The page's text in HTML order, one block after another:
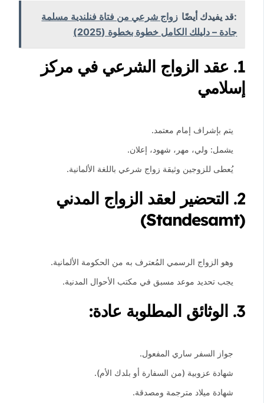
:قد يفيدك أيضًا زواج شرعي من فتاة فنلندية مسلمة
جادة – دليلك الكامل خطوة بخطوة (2025)
1. عقد الزواج الشرعي في مركز
إسلامي
يتم بإشراف إمام معتمد.
يشمل: ولي، مهر، شهود، إعلان.
يُعطى للزوجين وثيقة زواج شرعي باللغة الألمانية.
2. التحضير لعقد الزواج المدني
(Standesamt)
وهو الزواج الرسمي المُعترف به من الحكومة الألمانية.
يجب تحديد موعد مسبق في مكتب الأحوال المدنية.
3. الوثائق المطلوبة عادة:
جواز السفر ساري المفعول.
شهادة عزوبية (من السفارة أو بلدك الأم).
شهادة ميلاد مترجمة ومصدقة.